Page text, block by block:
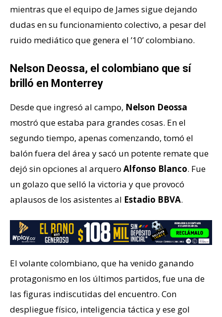
mientras que el equipo de James sigue dejando
dudas en su funcionamiento colectivo, a pesar del
ruido mediático que genera el ’10’ colombiano.
Nelson Deossa, el colombiano que sí
brilló en Monterrey
Desde que ingresó al campo, Nelson Deossa
mostró que estaba para grandes cosas. En el
segundo tiempo, apenas comenzando, tomó el
balón fuera del área y sacó un potente remate que
dejó sin opciones al arquero Alfonso Blanco. Fue
un golazo que selló la victoria y que provocó
aplausos de los asistentes al Estadio BBVA.
El volante colombiano, que ha venido ganando
protagonismo en los últimos partidos, fue una de
las figuras indiscutidas del encuentro. Con
despliegue físico, inteligencia táctica y ese gol